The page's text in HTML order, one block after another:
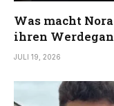
Was macht
ihren
JULI 19, 2026